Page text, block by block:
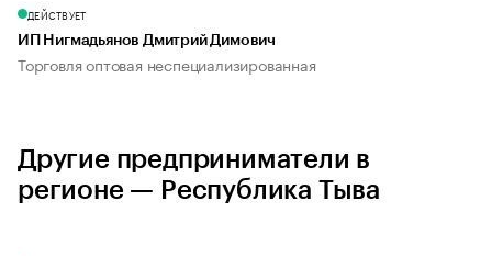
ДЕЙСТВУЕТ
ИП Нигмадьянов Дмитрий Димович
Торговля оптовая неспециализированная
Другие предприниматели в
регионе — Республика Тыва